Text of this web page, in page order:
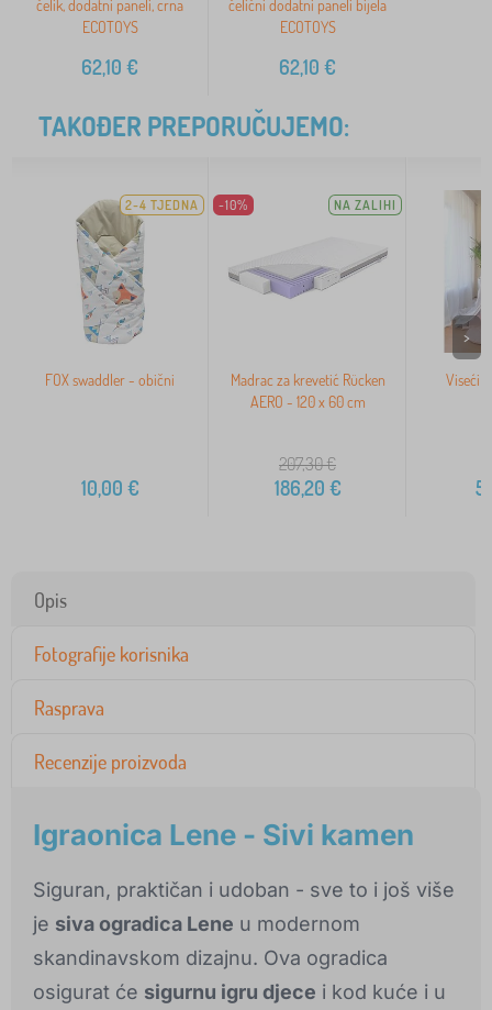
čelik, dodatni paneli, crna
ECOTOYS
62,10 €
čelični dodatni paneli bijela
ECOTOYS
62,10 €
TAKOĐER PREPORUČUJEMO:
2-4 TJEDNA
FOX swaddler - obični
10,00 €
-10% NA ZALIHI
Madrac za krevetić Rücken
AERO - 120 x 60 cm
207,30€
186,20 €
Viseći
>
Opis
Fotografije korisnika
Rasprava
Recenzije proizvoda
Igraonica Lene - Sivi kamen
Siguran, praktičan i udoban - sve to i još više
je siva ogradica Lene u modernom
skandinavskom dizajnu. Ova ogradica
osigurat će sigurnu igru djece i kod kuće i u